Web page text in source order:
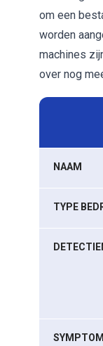
om een
worden
machines
over nog
NAAM
TYPE